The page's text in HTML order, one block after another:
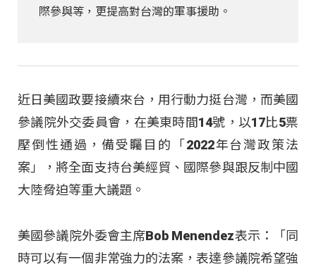
際參與等，更提高對台灣的軍事援助。
近日美國政要接續來台，用行動力挺台灣，而美國
參議院外交委員會，在美東時間14號，以17比5票
壓倒性通過，備受矚目的「2022年台灣政策法
案」，將全面支持台美經貿、國際參與跟反制中國
大陸脅迫等重大議題。
美國參議院外委會主席Bob Menendez表示：「同
時可以有一個非常強力的法案，表達參議院希望強